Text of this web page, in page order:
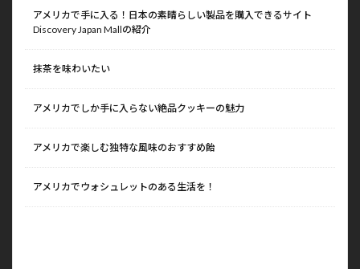
アメリカで手に入る！日本の素晴らしい製品を購入できるサイト
Discovery Japan Mallの紹介
抹茶を味わいたい
アメリカでしか手に入らない絶品クッキーの魅力
アメリカで楽しむ独特な風味のおすすめ飴
アメリカでウォシュレットのある生活を！